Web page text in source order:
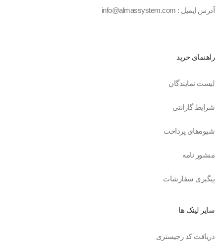
آدرس ایمیل : info@almassystem.com
راهنمای خرید
لیست نمایندگان
شرایط گارانتی
شیوه‌های پرداخت
منشور نامه
پیگیری سفارشات
سایر لینک ها
دریافت کد رجیستری